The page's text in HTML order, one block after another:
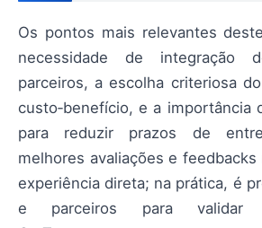
Os pontos mais relevantes
necessidade de integração
parceiros, a escolha criteriosa
custo‑benefício, e a importância
para reduzir prazos de
melhores avaliações e
experiência direta; na prática, é
e parceiros para validar